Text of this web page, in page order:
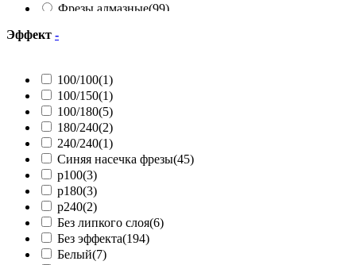
Фрезы алмазные(99)
Базы
Жидкости
Эффект -
100/100(1)
100/150(1)
100/180(5)
180/240(2)
240/240(1)
Cиняя насечка фрезы(45)
p100(3)
p180(3)
p240(2)
Без липкого слоя(6)
Без эффекта(194)
Белый(7)